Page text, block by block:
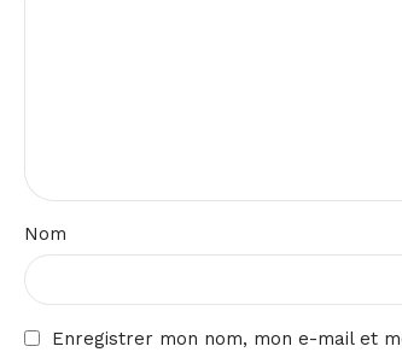
Nom
Enregistrer mon nom, mon e-mail et